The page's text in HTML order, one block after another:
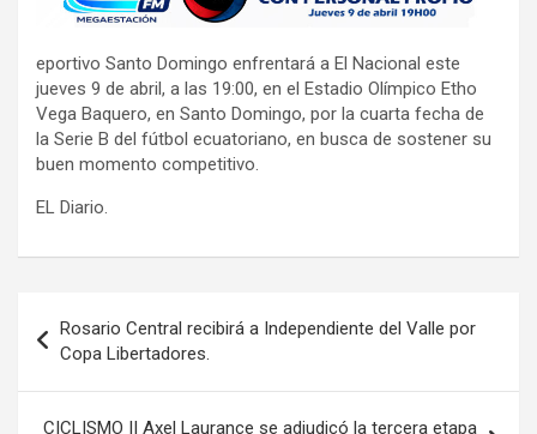
eportivo Santo Domingo enfrentará a El Nacional este
jueves 9 de abril, a las 19:00, en el Estadio Olímpico Etho
Vega Baquero, en Santo Domingo, por la cuarta fecha de
la Serie B del fútbol ecuatoriano, en busca de sostener su
buen momento competitivo.
EL Diario.
de
entradas
Rosario Central recibirá a Independiente del Valle por
Copa Libertadores.
CICLISMO || Axel Laurance se adjudicó la tercera etapa